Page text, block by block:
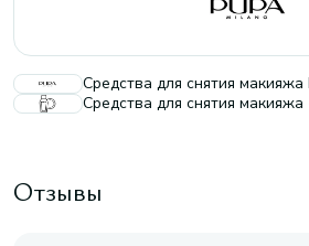
Средства для снятия макияжа
Средства для снятия
Отзывы